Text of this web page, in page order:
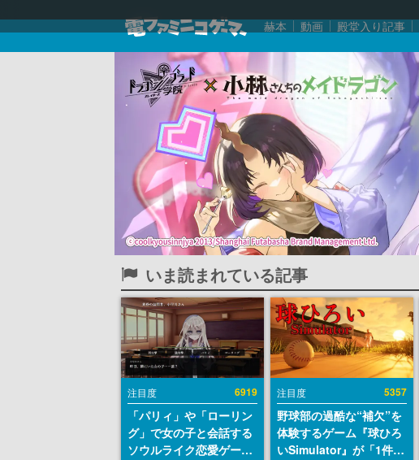
赫本 動画 殿堂入り記事
いま読まれている記事
注目度 6919
「パリィ」や「ローリン
グ」で女の子と会話する
ソウルライク恋愛ゲーム
注目度 5357
野球部の過酷な“補欠”を
体験するゲーム『球ひろ
いSimulator』が「1件」